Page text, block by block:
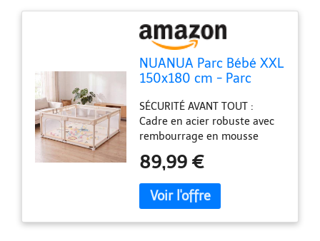
NUANUA Parc Bébé XXL
150x180 cm - Parc
Jeu - Beige
SÉCURITÉ AVANT TOUT :
Cadre en acier robuste avec
rembourrage en mousse
flexible sans métal et
panneaux en filet respirant
pour garder un œil sur bébé.
Les ventouses assurent une
tenue stable sur sols lisses.
89,99 €